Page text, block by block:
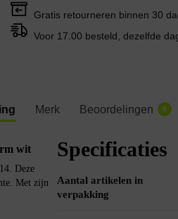
Gratis retourneren binnen 30
Voor 17.00 besteld, dezelfde
Merk Beoordelingen 0
wit
Deze
Met zijn
Specificaties
Aantal artikelen in
verpakking